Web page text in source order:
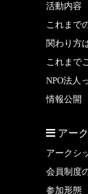
活動内容
これまで
関わり方
これまで
NPO法人
情報公開
アー
アークシ
会員制度
参加形態